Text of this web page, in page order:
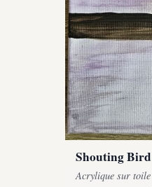
Shouting Bird
Acrylique sur toile